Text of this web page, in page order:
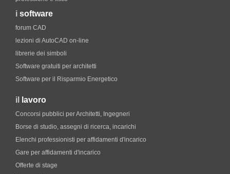
i software
forum CAD
lezioni di AutoCAD on-line
librerie dei simboli
Software gratuiti per architetti
Software per il Risparmio Energetico
il lavoro
Concorsi pubblici per Architetti, Ingegneri
Borse di studio, assegni di ricerca, incarichi
Elenchi professionisti per affidamenti d'incarico
Gare per affidamenti d'incarico
Offerte di stage